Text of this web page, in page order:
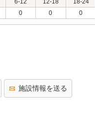
6-12 12-18
18-24
0 0 0
施設情報を送る